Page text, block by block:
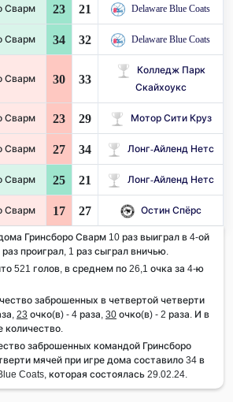
Сварм 23 21 Delaware Blue Coats
Сварм 34 32 Delaware Blue Coats
Сварм 30 33
Колледж Парк
Скайхоукс
Сварм 23 29 Мотор Сити Круз
Сварм 27 34 Лонг-Айленд Нетс
Сварм 25 21 Лонг-Айленд Нетс
Сварм 17 27 Остин Спёрс
Гринсборо Сварм 10 раз выиграл в 4-ой
проиграл, 1 раз сыграл вничью.
521 голов, в среднем по 26,1 очка за 4-ю
заброшенных в четвертой четверти
23 очко(в) - 4 раза, 30 очко(в) - 2 раза. И в
количество.
заброшенных командой Гринсборо
мячей при игре дома составило 34 в
Coats, которая состоялась 29.02.24.